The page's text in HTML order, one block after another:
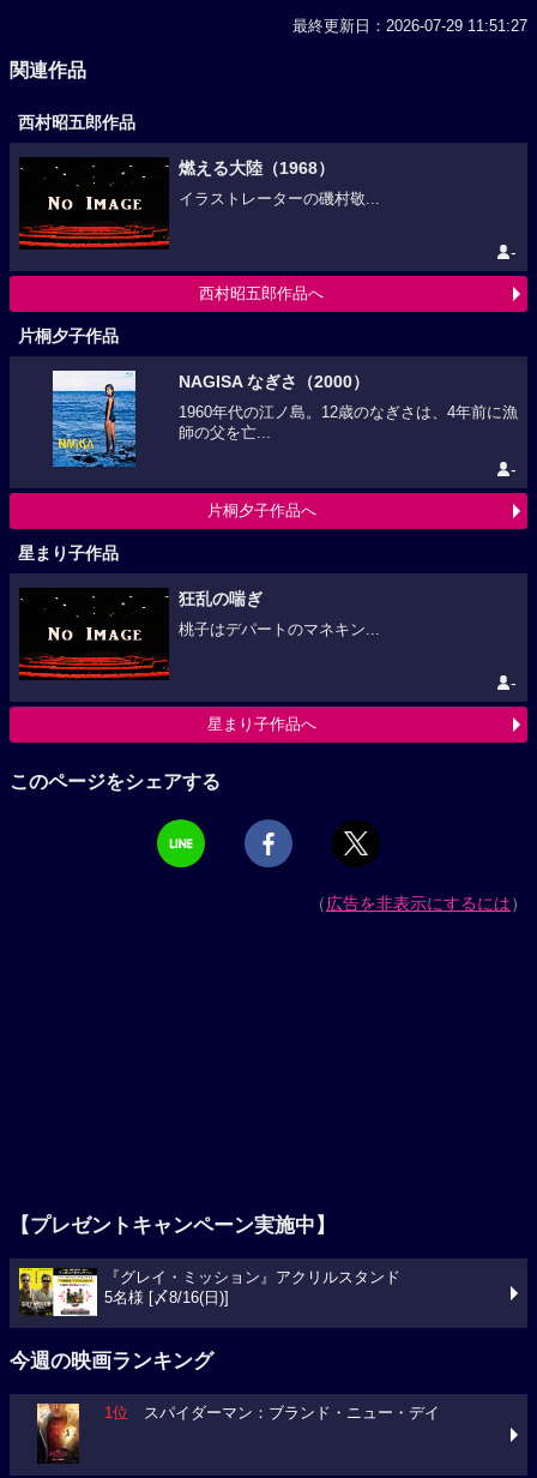
最終更新日：2026-07-29 11:51:27
関連作品
西村昭五郎作品
燃える大陸（1968）
イラストレーターの磯村敬...
-
西村昭五郎作品へ
片桐夕子作品
NAGISA なぎさ（2000）
1960年代の江ノ島。12歳のなぎさは、4年前に漁
師の父を亡...
-
片桐夕子作品へ
星まり子作品
狂乱の喘ぎ
桃子はデパートのマネキン...
-
星まり子作品へ
このページをシェアする
（広告を非表示にするには）
【プレゼントキャンペーン実施中】
『グレイ・ミッション』アクリルスタンド
5名様 [〆8/16(日)]
今週の映画ランキング
1位 スパイダーマン：ブランド・ニュー・デイ